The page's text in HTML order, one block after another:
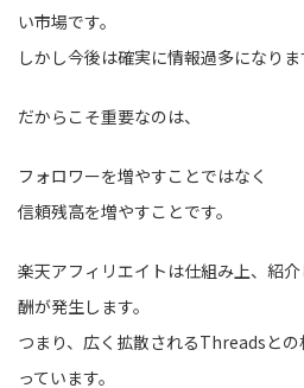
い市場です。
しかし今後は確実に情報過多になりま
だからこそ重要なのは、
フォロワーを増やすことではなく
信頼残高を増やすことです。
楽天アフィリエイトは仕組み上、紹
酬が発生します。
つまり、広く拡散されるThreadsと
っています。